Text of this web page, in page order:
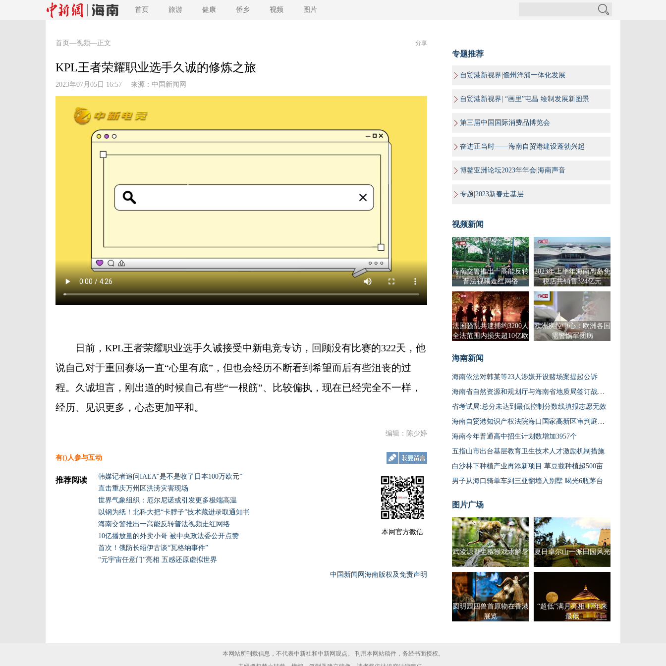
首页 旅游 健康 侨乡 视频 图片
首页 —视频—正文 分享
KPL王者荣耀职业选手久诚的修炼之旅
2023年07月05日 16:57 来源： 中国新闻网
日前，KPL王者荣耀职业选手久诚接受中新电竞专访，回顾没有比赛的322天，他
说自己对于重回赛场一直“心里有底”，但也会经历不断看到希望而后有些沮丧的过
程。久诚坦言，刚出道的时候自己有些“一根筋”、比较偏执，现在已经完全不一样，
经历、见识更多，心态更加平和。
编辑：陈少婷
有()人参与互动
推荐阅读
韩媒记者追问IAEA“是不是收了日本100万欧元”
直击重庆万州区洪涝灾害现场
世界气象组织：厄尔尼诺或引发更多极端高温
以钢为纸！北科大把“卡脖子”技术藏进录取通知书
海南交警推出一高能反转普法视频走红网络
10亿播放量的外卖小哥 被中央政法委公开点赞
首次！俄防长绍伊古谈“瓦格纳事件”
“元宇宙任意门”亮相 五感还原虚拟世界
本网官方微信
中国新闻网海南版权及免责声明
专题推荐
自贸港新视界|儋州洋浦一体化发展
自贸港新视界| “画里”屯昌 绘制发展新图景
第三届中国国际消费品博览会
奋进正当时——海南自贸港建设蓬勃兴起
博鳌亚洲论坛2023年年会|海南声音
专题|2023新春走基层
视频新闻
海南交警推出一高能反转
普法视频走红网络
2023年上半年海南离岛免
税店共销售324亿元
法国骚乱共逮捕约3200人
全法范围内损失超10亿欧
欧洲疾控中心：欧洲各国
需警惕军团病
海南新闻
海南依法对韩某等23人涉嫌开设赌场案提起公诉
海南省自然资源和规划厅与海南省地质局签订战略合作框架协议
省考试局:总分未达到最低控制分数线填报志愿无效
海南自贸港知识产权法院海口国家高新区审判庭成立
海南今年普通高中招生计划数增加3957个
五指山市出台基层教育卫生技术人才激励机制措施
白沙林下种植产业再添新项目 草豆蔻种植超500亩
男子从海口骑单车到三亚翻墙入别墅 喝光6瓶茅台
图片广场
武陵源野生猕猴戏水解暑 夏日卓尔山一派田园风光
圆明园四兽首原物在香港
展览
“超低”满月亮相 17年来
最低
本网站所刊载信息，不代表中新社和中新网观点。 刊用本网站稿件，务经书面授权。